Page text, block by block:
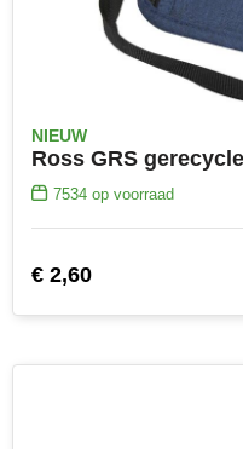
NIEUW
Ross GRS
7534op voorraad
€ 2,60